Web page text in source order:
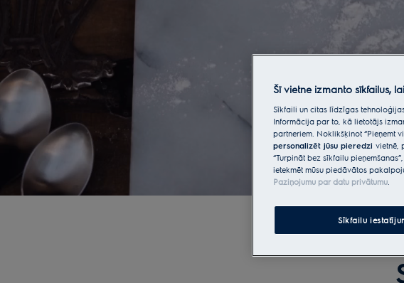
Šī vietne izmanto sīkfailus,
Sīkfaili un citas līdzīgas
Informācija par to, kā lietotājs
partneriem. Noklikšķinot “Pieņemt
personalizēt jūsu pieredzi vietnē,
“Turpināt bez sīkfailu
ietekmēt mūsu piedāvātos
Paziņojumu par datu privātumu.
Sīkfailu